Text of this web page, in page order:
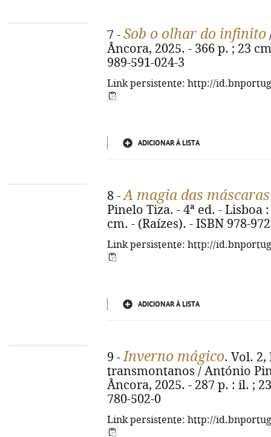
7 - Sob o olhar do infinito
Âncora, 2025. - 366 p. ; 23
989-591-024-3
Link persistente: http://
ADICIONAR À LISTA
8 -A magia das
Pinelo Tiza. - 4ª ed. - Lisboa
cm. - (Raízes). - ISBN 978-
Link persistente: http://
ADICIONAR À LISTA
9 -Inverno mágico. Vol. 2,
transmontanos / António
Âncora, 2025. - 287 p. : il. ;
780-502-0
Link persistente: http://